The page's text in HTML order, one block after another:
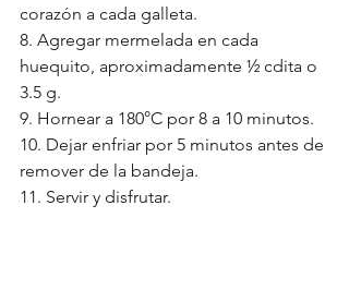
corazón a cada galleta.
8. Agregar mermelada en cada
huequito, aproximadamente ½ cdita o
3.5 g.
9. Hornear a 180°C por 8 a 10 minutos.
10. Dejar enfriar por 5 minutos antes de
remover de la bandeja.
11. Servir y disfrutar.